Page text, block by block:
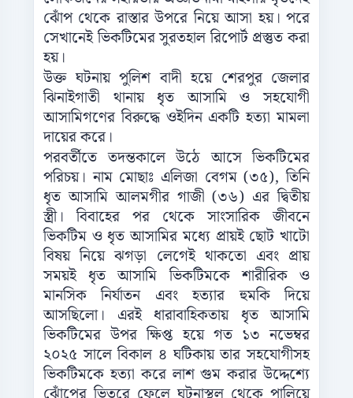
ঝোঁপ থেকে রাস্তার উপরে নিয়ে আসা হয়। পরে
সেখানেই ভিকটিমের সুরতহাল রিপোর্ট প্রস্তুত করা
হয়।
উক্ত ঘটনায় পুলিশ বাদী হয়ে শেরপুর জেলার
ঝিনাইগাতী থানায় ধৃত আসামি ও সহযোগী
আসামিগণের বিরুদ্ধে ওইদিন একটি হত্যা মামলা
দায়ের করে।
পরবর্তীতে তদন্তকালে উঠে আসে ভিকটিমের
পরিচয়। নাম মোছাঃ এলিজা বেগম (৩৫), তিনি
ধৃত আসামি আলমগীর গাজী (৩৬) এর দ্বিতীয়
স্ত্রী। বিবাহের পর থেকে সাংসারিক জীবনে
ভিকটিম ও ধৃত আসামির মধ্যে প্রায়ই ছোট খাটো
বিষয় নিয়ে ঝগড়া লেগেই থাকতো এবং প্রায়
সময়ই ধৃত আসামি ভিকটিমকে শারীরিক ও
মানসিক নির্যাতন এবং হত্যার হুমকি দিয়ে
আসছিলো। এরই ধারাবাহিকতায় ধৃত আসামি
ভিকটিমের উপর ক্ষিপ্ত হয়ে গত ১৩ নভেম্বর
২০২৫ সালে বিকাল ৪ ঘটিকায় তার সহযোগীসহ
ভিকটিমকে হত্যা করে লাশ গুম করার উদ্দেশ্যে